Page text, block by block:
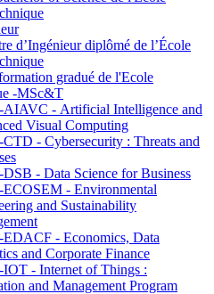
d’Ingénieur diplômé de l’École
gradué de l'Ecole
-MSc&T
AIAVC - Artificial Intelligence and
Visual Computing
- Cybersecurity : Threats and
- Data Science for Business
- Environmental
and Sustainability
- Economics, Data
and Corporate Finance
- Internet of Things :
and Management Program